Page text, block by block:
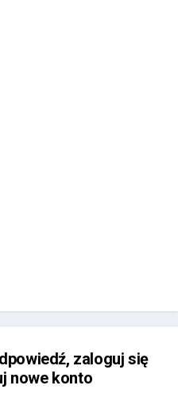
zaloguj się
nowe konto